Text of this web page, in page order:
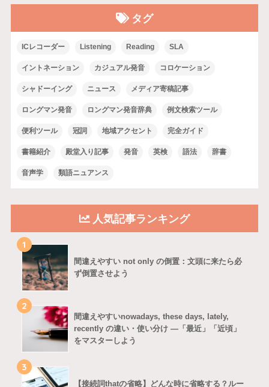
タグ
ICレコーダー Listening Reading SLA
イントネーション カジュアル発音 コロケーション
シャドーイング ニュース メディア寄稿記事
ロングマン発音 ロングマン発音辞典 例文検索ツール
便利ツール 冠詞 地域アクセント 完全ガイド
書籍紹介 殿堂入り記事 発音 英検 語法 辞書
音声学 類語ニュアンス
人気記事ランキング
1
間違えやすい not only の倒置：文頭に来たら必
ず倒置させよう
2
間違えやすいnowadays, these days, lately,
recently の違い・使い分け ―「最近」「近頃」
をマスターしよう
3
【接続詞thatの省略】どんな時に省略する？ルー